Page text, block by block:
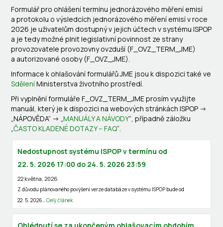
Formulář pro ohlášení termínu jednorázového měření emisí
a protokolu o výsledcích jednorázového měření emisí v roce
2026 je uživatelům dostupný v jejich účtech v systému ISPOP
a je tedy možné plnit legislativní povinnost ze strany
provozovatele provozovny ovzduší (F_OVZ_TERM_JME)
a autorizované osoby (F_OVZ_JME).
Informace k ohlašování formulářů JME jsou k dispozici také ve
SděleníMinisterstva životního prostředí.
Při vyplnění formuláře F_OVZ_TERM_JME prosím využijte
manuál, který je k dispozici na webových stránkách ISPOP ->
„NÁPOVĚDA“ -> „MANUÁLY A NÁVODY“, případně záložku
„ČASTO KLADENÉ DOTAZY – FAQ“.
Nedostupnost systému ISPOP v termínu od
22. 5. 2026 17:00 do 24. 5. 2026 23:59
22 května, 2026
Z důvodu plánovaného povýšení verze databáze v systému ISPOP bude od
22. 5. 2026…Celý článek